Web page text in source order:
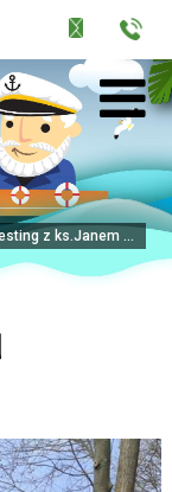
z ks.Janem ...